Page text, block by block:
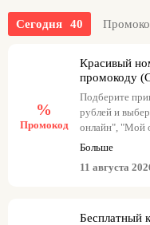
мобильную
перебоев и
платежей.
«всё
сотнями ТВ-
и SMS, так
опций.
минимум
Сегодня 40
%
Промокод
Красивый
промокоду
Подберите
рублей и
онлайн", "Мой
промокод при
бесплатно.
goldspb1
Больше
11 августа
Бесплатный